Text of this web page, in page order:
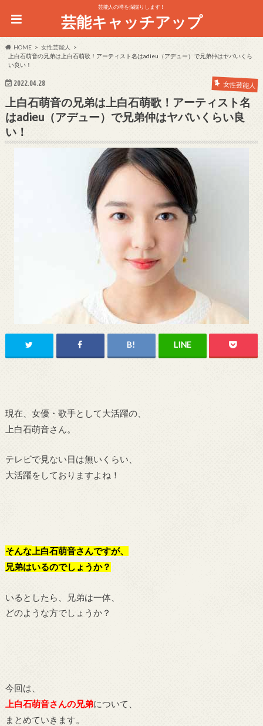
芸能人の噂を深掘りします！
芸能キャッチアップ
HOME
女性芸能人
上白石萌音の兄弟は上白石萌歌！アーティスト名はadieu（アデュー）で兄弟仲はヤバいくら
い良い！
2022.04.28 女性芸能人
上白石萌音の兄弟は上白石萌歌！アーティスト名
はadieu（アデュー）で兄弟仲はヤバいくらい良
い！
現在、女優・歌手として大活躍の、
上白石萌音さん。
テレビで見ない日は無いくらい、
大活躍をしておりますよね！
そんな上白石萌音さんですが、
兄弟はいるのでしょうか？
いるとしたら、兄弟は一体、
どのような方でしょうか？
今回は、
上白石萌音さんの兄弟について、
まとめていきます。